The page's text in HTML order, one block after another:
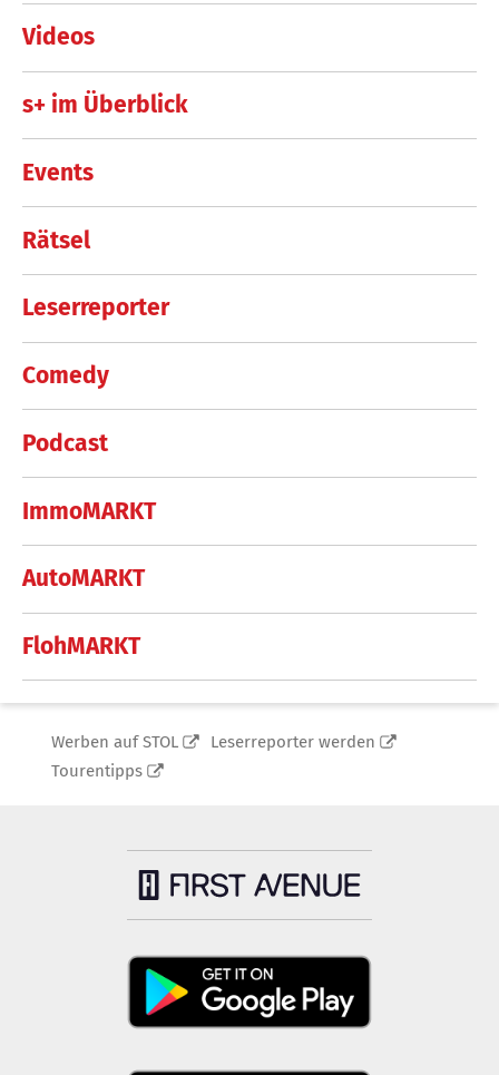
Videos
s+ im Überblick
Events
Rätsel
Leserreporter
Comedy
Podcast
ImmoMARKT
AutoMARKT
FlohMARKT
Werben auf STOL
Leserreporter werden
Tourentipps